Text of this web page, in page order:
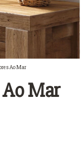
Ao Mar
Ao Mar